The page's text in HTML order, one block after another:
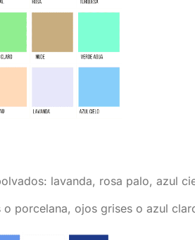
lavanda, rosa palo, azul
o porcelana, ojos grises o azul